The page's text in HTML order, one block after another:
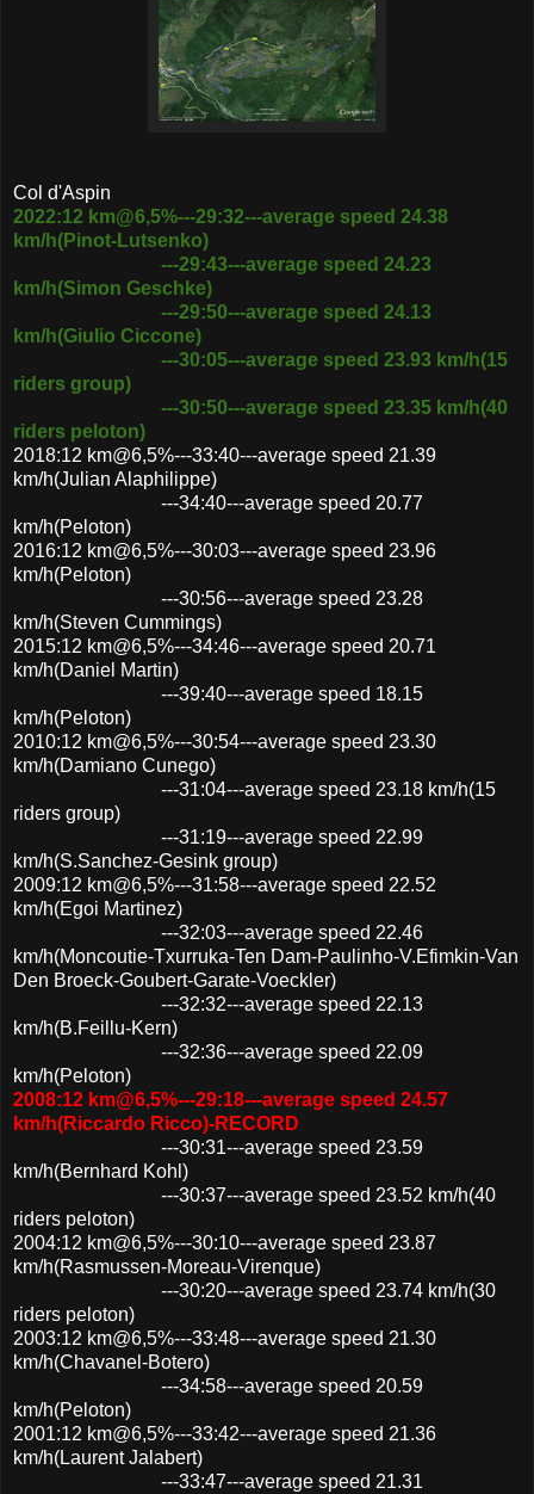
Col d'Aspin
2022:12 km@6,5%---29:32---average speed 24.38
km/h(Pinot-Lutsenko)
---29:43---average speed 24.23
km/h(Simon Geschke)
---29:50---average speed 24.13
km/h(Giulio Ciccone)
---30:05---average speed 23.93 km/h(15
riders group)
---30:50---average speed 23.35 km/h(40
riders peloton)
2018:12 km@6,5%---33:40---average speed 21.39
km/h(Julian Alaphilippe)
---34:40---average speed 20.77
km/h(Peloton)
2016:12 km@6,5%---30:03---average speed 23.96
km/h(Peloton)
---30:56---average speed 23.28
km/h(Steven Cummings)
2015:12 km@6,5%---34:46---average speed 20.71
km/h(Daniel Martin)
---39:40---average speed 18.15
km/h(Peloton)
2010:12 km@6,5%---30:54---average speed 23.30
km/h(Damiano Cunego)
---31:04---average speed 23.18 km/h(15
riders group)
---31:19---average speed 22.99
km/h(S.Sanchez-Gesink group)
2009:12 km@6,5%---31:58---average speed 22.52
km/h(Egoi Martinez)
---32:03---average speed 22.46
km/h(Moncoutie-Txurruka-Ten Dam-Paulinho-V.Efimkin-Van
Den Broeck-Goubert-Garate-Voeckler)
---32:32---average speed 22.13
km/h(B.Feillu-Kern)
---32:36---average speed 22.09
km/h(Peloton)
2008:12 km@6,5%---29:18---average speed 24.57
km/h(Riccardo Ricco)-RECORD
---30:31---average speed 23.59
km/h(Bernhard Kohl)
---30:37---average speed 23.52 km/h(40
riders peloton)
2004:12 km@6,5%---30:10---average speed 23.87
km/h(Rasmussen-Moreau-Virenque)
---30:20---average speed 23.74 km/h(30
riders peloton)
2003:12 km@6,5%---33:48---average speed 21.30
km/h(Chavanel-Botero)
---34:58---average speed 20.59
km/h(Peloton)
2001:12 km@6,5%---33:42---average speed 21.36
km/h(Laurent Jalabert)
---33:47---average speed 21.31